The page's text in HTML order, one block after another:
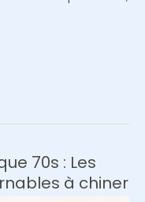
70s : Les
à chiner